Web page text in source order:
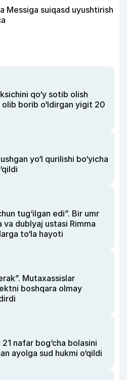
Messiga suiqasd uyushtirish
qo‘y sotib olish
borib o‘ldirgan yigit 20
yo‘l qurilishi bo‘yicha
tug‘ilgan edi”. Bir umr
dublyaj ustasi Rimma
to‘la hayoti
Mutaxassislar
boshqara olmay
nafar bog‘cha bolasini
ayolga sud hukmi o‘qildi